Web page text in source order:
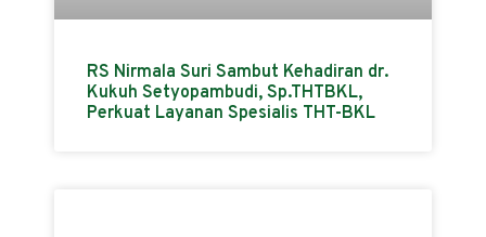
RS Nirmala Suri Sambut Kehadiran dr.
Kukuh Setyopambudi, Sp.THTBKL,
Perkuat Layanan Spesialis THT-BKL